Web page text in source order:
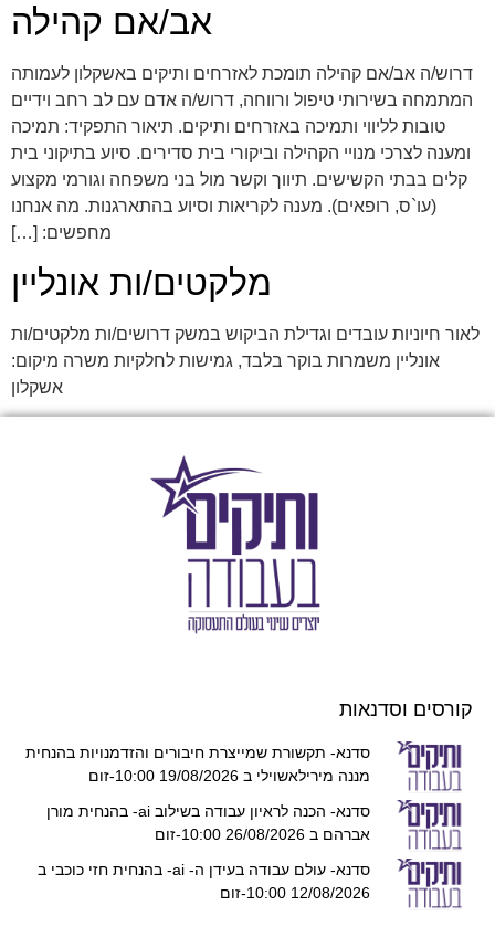
אב/אם קהילה
דרוש/ה אב/אם קהילה תומכת לאזרחים ותיקים באשקלון לעמותה
המתמחה בשירותי טיפול ורווחה, דרוש/ה אדם עם לב רחב וידיים
טובות לליווי ותמיכה באזרחים ותיקים. תיאור התפקיד: תמיכה
ומענה לצרכי מנויי הקהילה וביקורי בית סדירים. סיוע בתיקוני בית
קלים בבתי הקשישים. תיווך וקשר מול בני משפחה וגורמי מקצוע
(עו`ס, רופאים). מענה לקריאות וסיוע בהתארגנות. מה אנחנו
מחפשים: […]
מלקטים/ות אונליין
לאור חיוניות עובדים וגדילת הביקוש במשק דרושים/ות מלקטים/ות
אונליין משמרות בוקר בלבד, גמישות לחלקיות משרה מיקום:
אשקלון
קורסים וסדנאות
סדנא- תקשורת שמייצרת חיבורים והזדמנויות בהנחית
מננה מירילאשוילי ב 19/08/2026 10:00-זום
סדנא- הכנה לראיון עבודה בשילוב ai- בהנחית מורן
אברהם ב 26/08/2026 10:00-זום
סדנא- עולם עבודה בעידן ה- ai- בהנחית חזי כוכבי ב
12/08/2026 10:00-זום